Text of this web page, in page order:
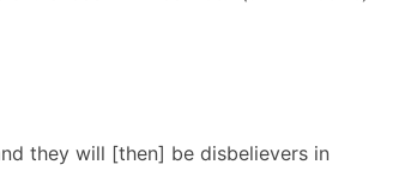
they will [then] be disbelievers in